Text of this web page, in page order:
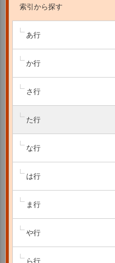
索引から探す
あ行
か行
さ行
た行
な行
は行
ま行
や行
ら行